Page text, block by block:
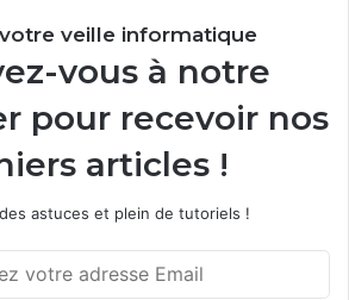
veille informatique
vous à notre
pour recevoir nos
articles !
astuces et plein de tutoriels !